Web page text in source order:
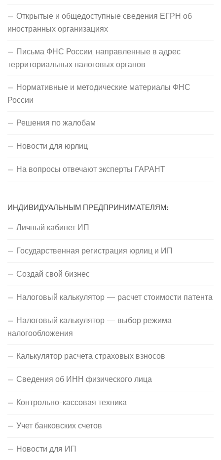
Открытые и общедоступные сведения ЕГРН об
иностранных организациях
Письма ФНС России, направленные в адрес
территориальных налоговых органов
Нормативные и методические материалы ФНС
России
Решения по жалобам
Новости для юрлиц
На вопросы отвечают эксперты ГАРАНТ
ИНДИВИДУАЛЬНЫМ ПРЕДПРИНИМАТЕЛЯМ:
Личный кабинет ИП
Государственная регистрация юрлиц и ИП
Создай свой бизнес
Налоговый калькулятор — расчет стоимости патента
Налоговый калькулятор — выбор режима
налогообложения
Калькулятор расчета страховых взносов
Сведения об ИНН физического лица
Контрольно-кассовая техника
Учет банковских счетов
Новости для ИП